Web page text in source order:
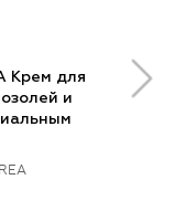
Крем для
и